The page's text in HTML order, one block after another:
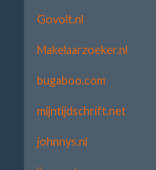
Govolt.nl
Makelaarzoeker.nl
bugaboo.com
mijntijdschrift.net
johnnys.nl